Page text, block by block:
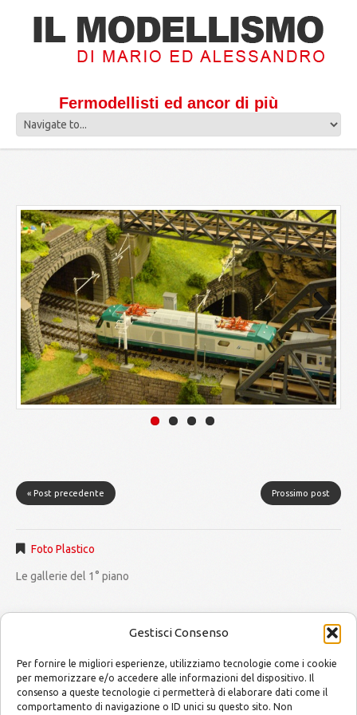
Gestisci Consenso
Per fornire le migliori esperienze, utilizziamo tecnologie come i cookie
per memorizzare e/o accedere alle informazioni del dispositivo. Il
consenso a queste tecnologie ci permetterà di elaborare dati come il
comportamento di navigazione o ID unici su questo sito. Non
Fermodellisti ed ancor di più
Next
« Post precedente Prossimo post
Foto Plastico
Le gallerie del 1° piano
MODELLISMO by Mario and AlessandroCopyright © 2014